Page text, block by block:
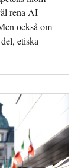
rena AI-
också om
etiska